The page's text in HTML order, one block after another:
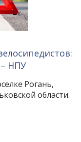
НПУ
Рогань,
области.